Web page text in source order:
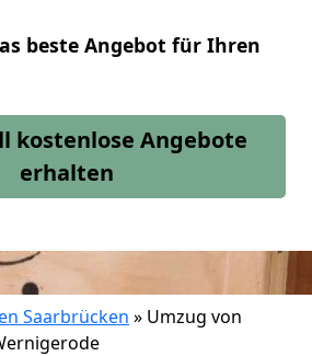
beste Angebot für Ihren
kostenlose Angebote
erhalten
Saarbrücken » Umzug von